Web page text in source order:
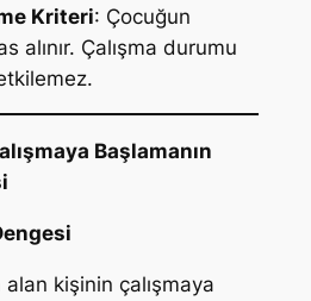
Kriteri: Çocuğun
alınır. Çalışma durumu
Başlamanın
kişinin çalışmaya